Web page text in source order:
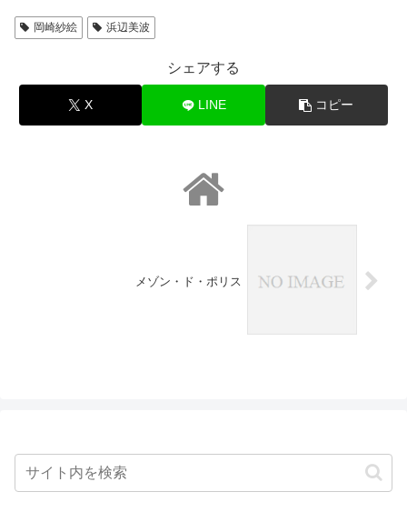
岡崎紗絵 浜辺美波
シェアする
X LINE コピー
メゾン・ド・ポリス